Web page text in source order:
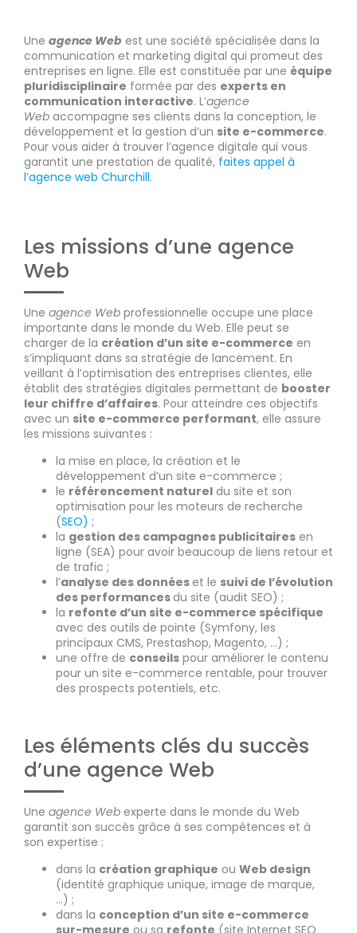
Une agence Web est une société spécialisée dans la
communication et marketing digital qui promeut des
entreprises en ligne. Elle est constituée par une équipe
pluridisciplinaire formée par des experts en
communication interactive. L’agence
Web accompagne ses clients dans la conception, le
développement et la gestion d’un site e-commerce.
Pour vous aider à trouver l’agence digitale qui vous
garantit une prestation de qualité, faites appel à
l’agence web Churchill.
Les missions d’une agence
Web
Une agence Web professionnelle occupe une place
importante dans le monde du Web. Elle peut se
charger de la création d’un site e-commerce en
s’impliquant dans sa stratégie de lancement. En
veillant à l’optimisation des entreprises clientes, elle
établit des stratégies digitales permettant de booster
leur chiffre d’affaires. Pour atteindre ces objectifs
avec un site e-commerce performant, elle assure
les missions suivantes :
la mise en place, la création et le
développement d’un site e-commerce ;
le référencement naturel du site et son
optimisation pour les moteurs de recherche
(SEO) ;
la gestion des campagnes publicitaires en
ligne (SEA) pour avoir beaucoup de liens retour et
de trafic ;
l’analyse des données et le suivi de l’évolution
des performancesdu site (audit SEO) ;
la refonte d’un site e-commerce spécifique
avec des outils de pointe (Symfony, les
principaux CMS, Prestashop, Magento, …) ;
une offre de conseils pour améliorer le contenu
pour un site e-commerce rentable, pour trouver
des prospects potentiels, etc.
Les éléments clés du succès
d’une agence Web
Une agence Web experte dans le monde du Web
garantit son succès grâce à ses compétences et à
son expertise :
dans la création graphique ou Web design
(identité graphique unique, image de marque,
…) ;
dans la conception d’un site e-commerce
sur-mesure ou sa refonte (site Internet SEO